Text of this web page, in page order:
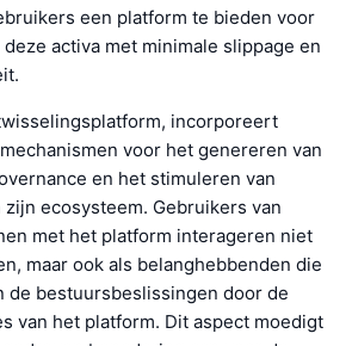
een platform te bieden voor
activa met minimale slippage en
incorporeert
voor het genereren van
en het stimuleren van
ecosysteem. Gebruikers van
met het platform interageren niet
maar ook als belanghebbenden die
de bestuursbeslissingen door de
van het platform. Dit aspect moedigt